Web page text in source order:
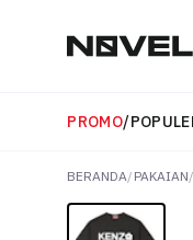
PROMO/
BERANDA/ PAKAIAN